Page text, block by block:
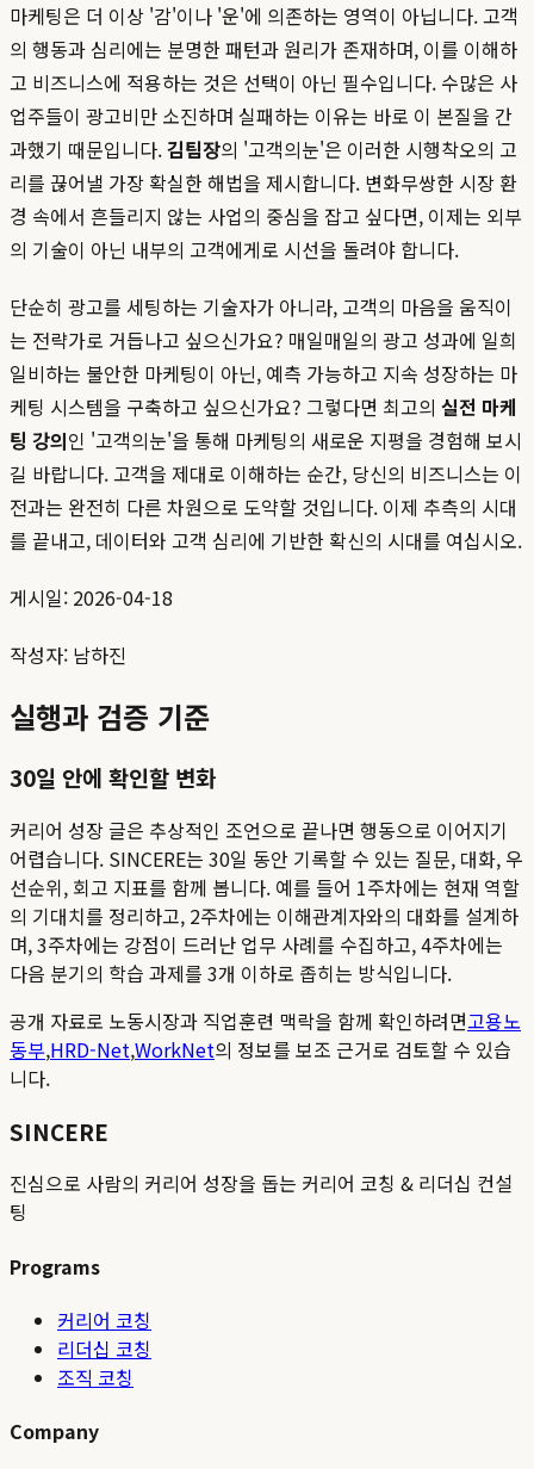
마케팅은 더 이상 '감'이나 '운'에 의존하는 영역이 아닙니다. 고객
의 행동과 심리에는 분명한 패턴과 원리가 존재하며, 이를 이해하
고 비즈니스에 적용하는 것은 선택이 아닌 필수입니다. 수많은 사
업주들이 광고비만 소진하며 실패하는 이유는 바로 이 본질을 간
과했기 때문입니다.김팀장의 '고객의눈'은 이러한 시행착오의 고
리를 끊어낼 가장 확실한 해법을 제시합니다. 변화무쌍한 시장 환
경 속에서 흔들리지 않는 사업의 중심을 잡고 싶다면, 이제는 외부
의 기술이 아닌 내부의 고객에게로 시선을 돌려야 합니다.
단순히 광고를 세팅하는 기술자가 아니라, 고객의 마음을 움직이
는 전략가로 거듭나고 싶으신가요? 매일매일의 광고 성과에 일희
일비하는 불안한 마케팅이 아닌, 예측 가능하고 지속 성장하는 마
케팅 시스템을 구축하고 싶으신가요? 그렇다면 최고의 실전 마케
팅 강의인 '고객의눈'을 통해 마케팅의 새로운 지평을 경험해 보시
길 바랍니다. 고객을 제대로 이해하는 순간, 당신의 비즈니스는 이
전과는 완전히 다른 차원으로 도약할 것입니다. 이제 추측의 시대
를 끝내고, 데이터와 고객 심리에 기반한 확신의 시대를 여십시오.
게시일: 2026-04-18
작성자: 남하진
실행과 검증 기준
30일 안에 확인할 변화
커리어 성장 글은 추상적인 조언으로 끝나면 행동으로 이어지기
어렵습니다. SINCERE는 30일 동안 기록할 수 있는 질문, 대화, 우
선순위, 회고 지표를 함께 봅니다. 예를 들어 1주차에는 현재 역할
의 기대치를 정리하고, 2주차에는 이해관계자와의 대화를 설계하
며, 3주차에는 강점이 드러난 업무 사례를 수집하고, 4주차에는
다음 분기의 학습 과제를 3개 이하로 좁히는 방식입니다.
공개 자료로 노동시장과 직업훈련 맥락을 함께 확인하려면고용노
동부,HRD-Net,WorkNet의 정보를 보조 근거로 검토할 수 있습
니다.
SINCERE
진심으로 사람의 커리어 성장을 돕는 커리어 코칭 & 리더십 컨설
팅
Programs
커리어 코칭
리더십 코칭
조직 코칭
Company